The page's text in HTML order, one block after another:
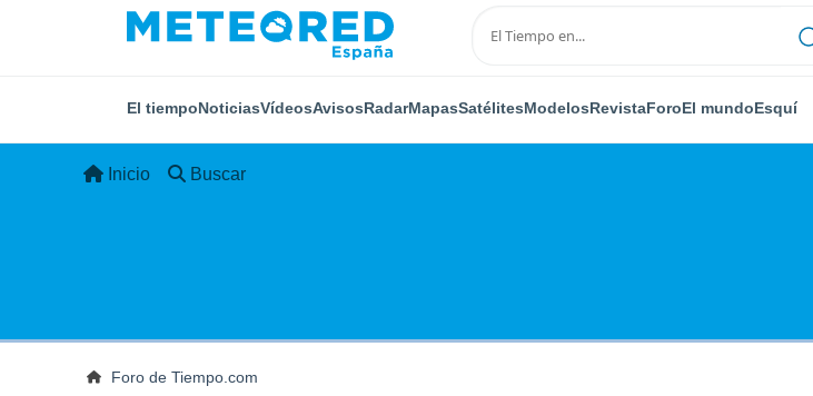
El tiempoNoticiasVídeosAvisosRadarMapasSatélitesModelosRevistaForoEl mundoEsquí
Inicio Buscar
Foro de Tiempo.com